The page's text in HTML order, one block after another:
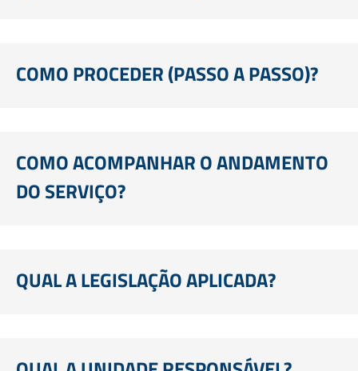
COMO PROCEDER (PASSO A PASSO)?
COMO ACOMPANHAR O ANDAMENTO
DO SERVIÇO?
QUAL A LEGISLAÇÃO APLICADA?